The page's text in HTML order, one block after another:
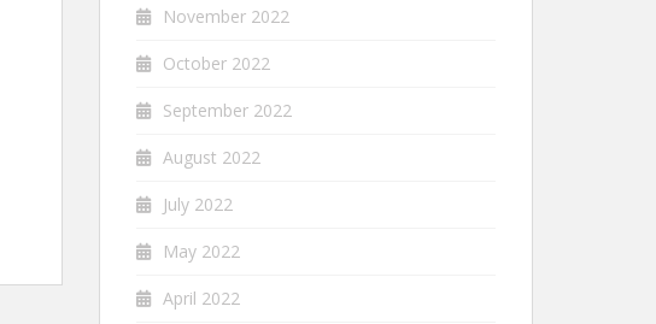
November 2022
October 2022
September 2022
August 2022
July 2022
May 2022
April 2022